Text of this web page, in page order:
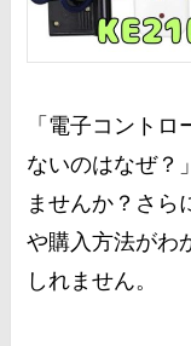
「電子コント
ないのはなぜ？
ませんか？さら
や購入方法がわ
しれません。